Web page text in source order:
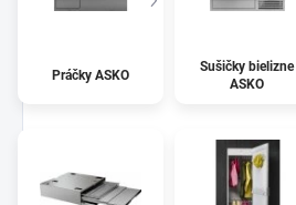
Práčky ASKO
Sušičky bielizne
ASKO